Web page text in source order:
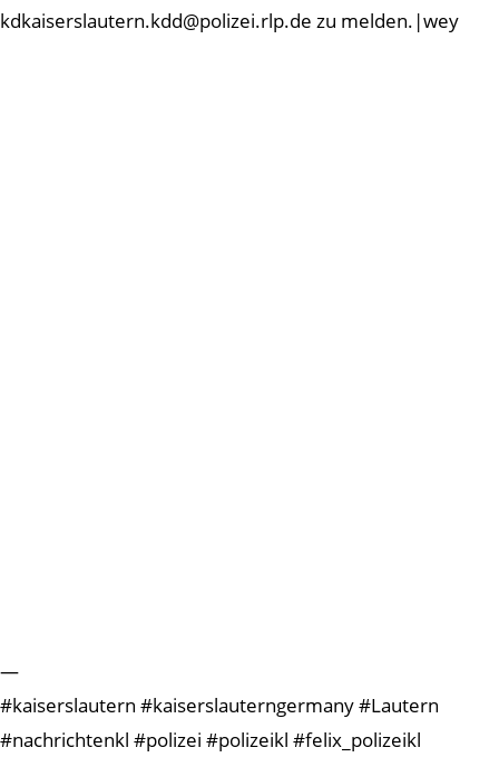
kdkaiserslautern.kdd@polizei.rlp.de zu melden.|wey
—
#kaiserslautern #kaiserslauterngermany #Lautern
#nachrichtenkl #polizei #polizeikl #felix_polizeikl